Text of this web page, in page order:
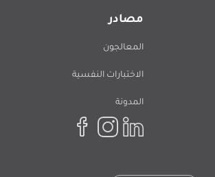
مصادر
المعالجون
الاختبارات النفسية
المدونة